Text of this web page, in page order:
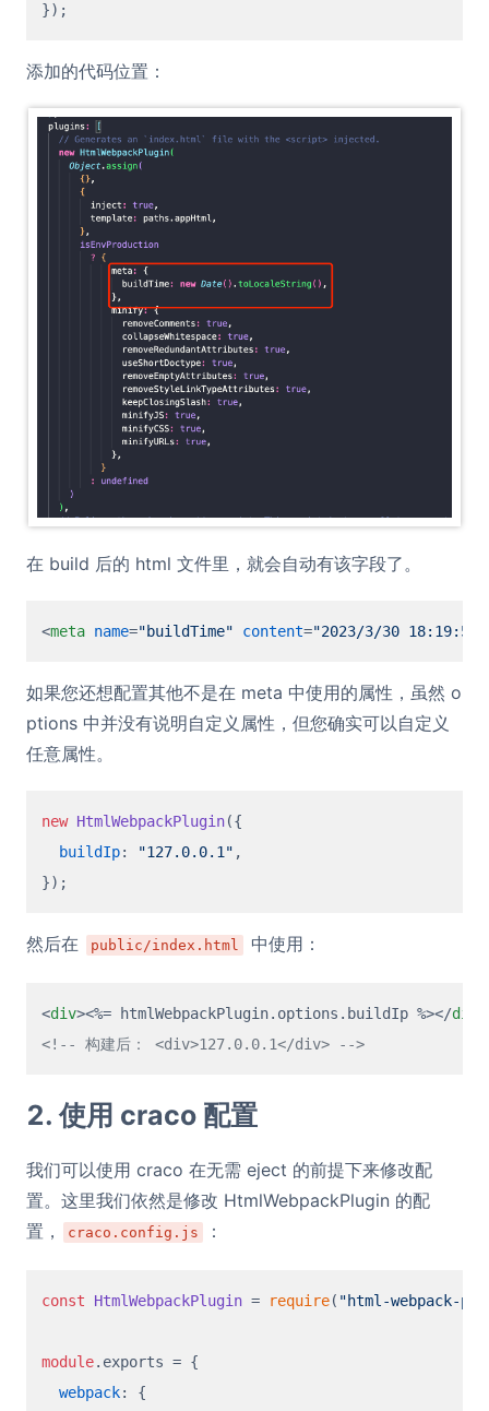
添加的代码位置：
在 build 后的 html 文件里，就会自动有该字段了。
<meta name="buildTime" content="2023/3/30 18:19:58"
如果您还想配置其他不是在 meta 中使用的属性，虽然 o
ptions 中并没有说明自定义属性，但您确实可以自定义
任意属性。
new HtmlWebpackPlugin({
buildIp: "127.0.0.1" ,
然后在 public/index.html 中使用：
<div><%= htmlWebpackPlugin.options.buildIp %></div
<!-- 构建后： <div>127.0.0.1</div> -->
2. 使用 craco 配置
我们可以使用 craco 在无需 eject 的前提下来修改配
置。这里我们依然是修改 HtmlWebpackPlugin 的配
置，
craco.config.js ：
const HtmlWebpackPlugin = require( "html-webpack-
module. exports = {
webpack: {